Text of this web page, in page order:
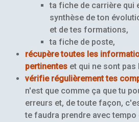
ta fiche de carrière qui
synthèse de ton
et de tes formations,
ta fiche de poste,
récupère toutes les
pertinentes et qui ne sont
vérifie régulièrement tes
n'est que comme ça que tu
erreurs et, de toute façon,
te faudra prendre avec